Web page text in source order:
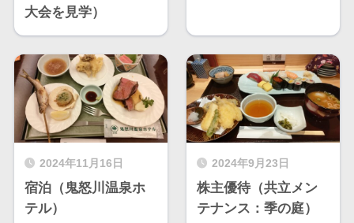
大会を見学）
2024年11月16日
宿泊（鬼怒川温泉ホ
テル）
2024年9月23日
株主優待（共立メン
テナンス：季の庭）